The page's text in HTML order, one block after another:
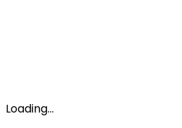
Loading...